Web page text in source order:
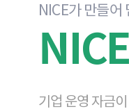
NICE가 만들어
기업 운영 자금